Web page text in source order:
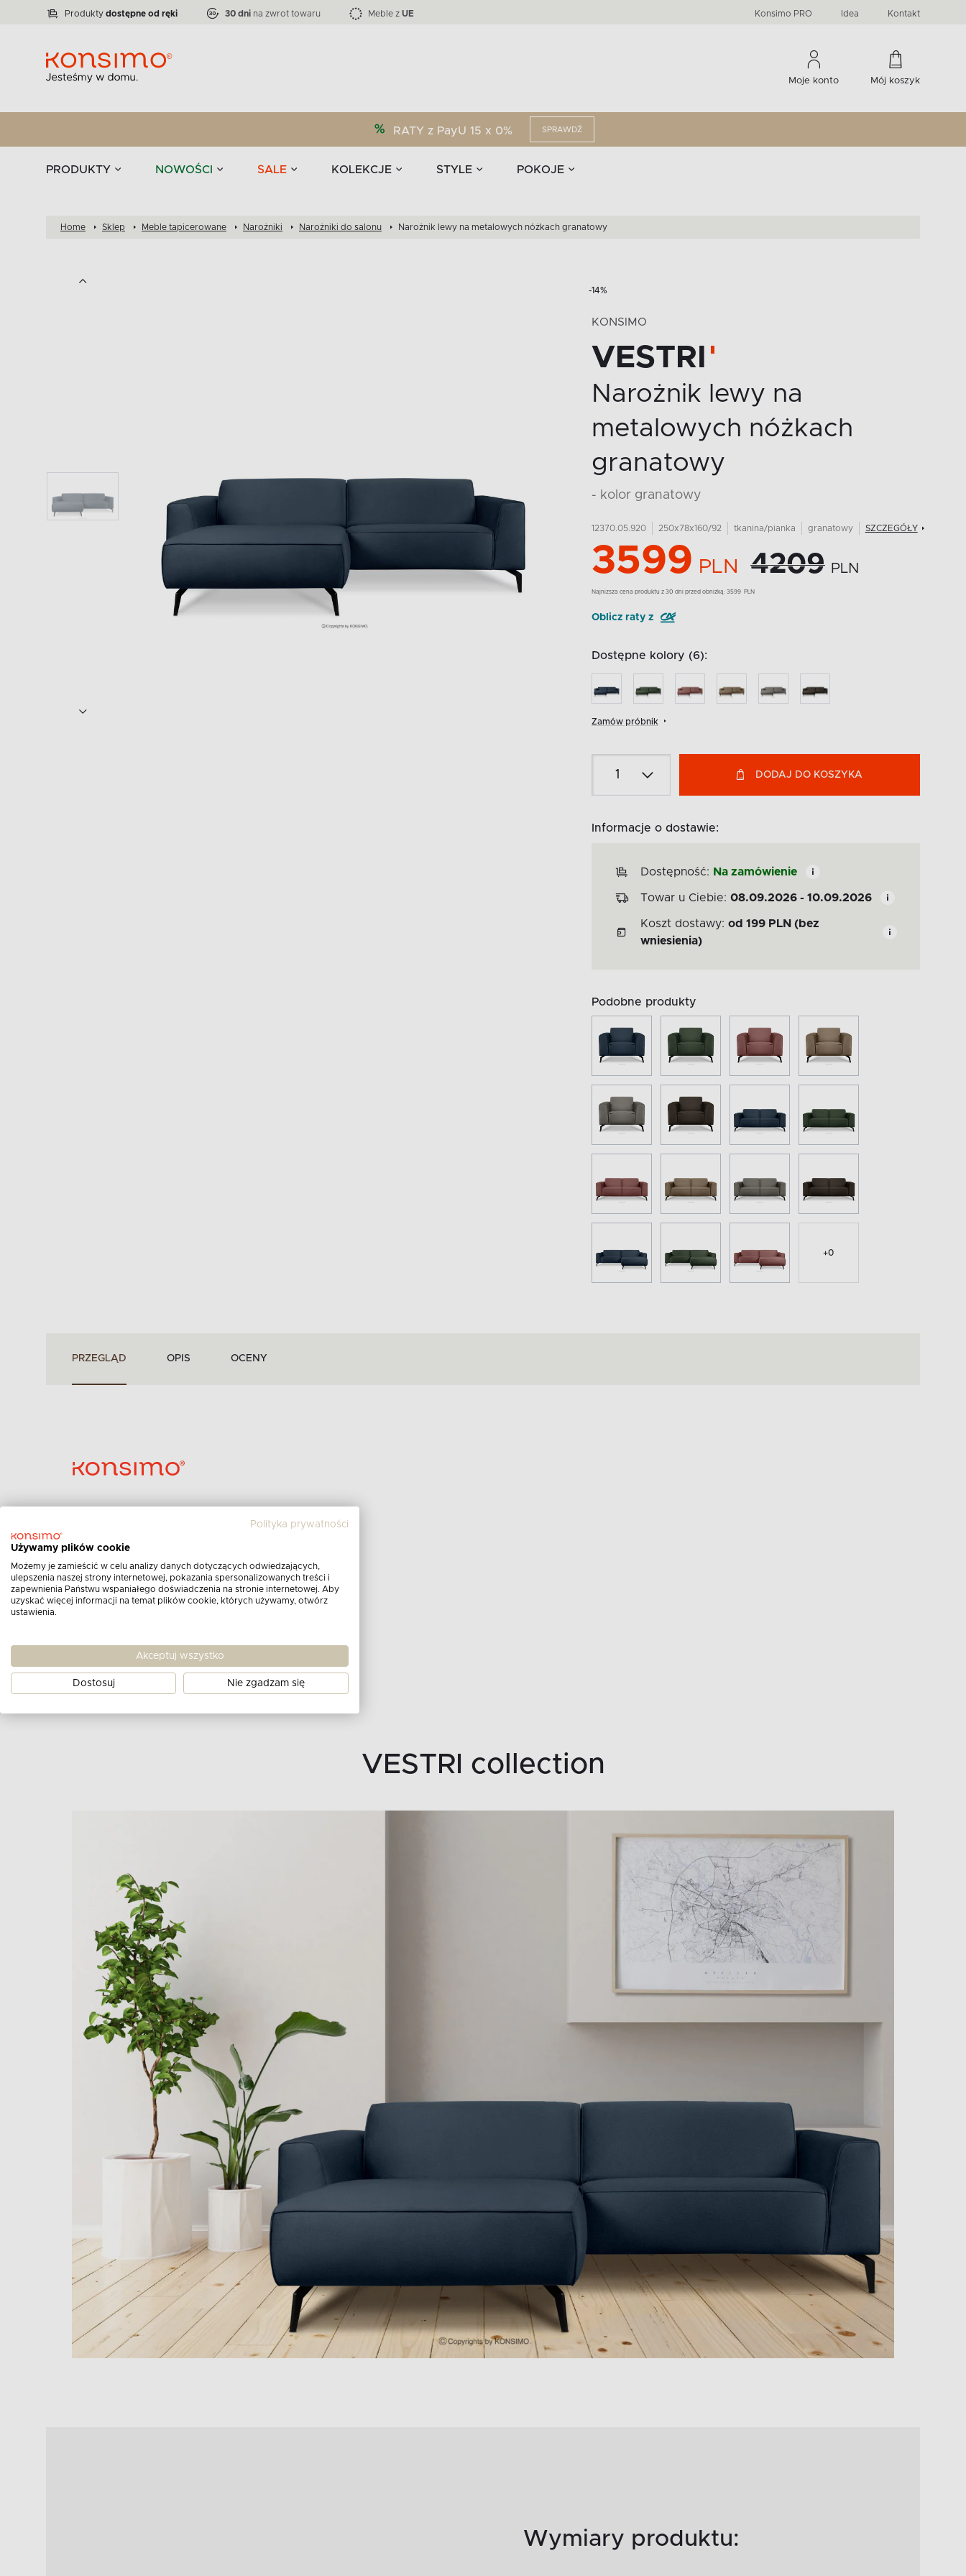
Produkty dostępne od ręki 30 dni na zwrot towaru Meble z UE Konsimo PRO Idea Kontakt
Moje konto Mój koszyk
RATY z PayU 15 x 0% SPRAWDŹ
PRODUKTY NOWOŚCI SALE KOLEKCJE STYLE POKOJE
Zastawy stołowe i akcesoria Komody, szafki RTV, witryny...
Kolekcja narożników RATLO -39 % Kolekcja mebli LOFTY -45 % -33 %
VICTO Liczba produktów:71 EPIRI Liczba produktów: Liczba produktów:60
ELEGANT Liczba produktów:864 TEENS Liczba produktów: Liczba produktów:274
stołowe
Home Sklep Meble tapicerowane Narożniki Narożniki do salonu Narożnik lewy na metalowych nóżkach granatowy
-14%
KONSIMO
VESTRI
Narożnik lewy na
metalowych nóżkach
granatowy
- kolor granatowy
12370.05.920 250x78x160/92 tkanina/pianka granatowy SZCZEGÓŁY
3599 PLN 4209 PLN
Najnizsza cena produktu z 30 dni przed obniżką: 3599 PLN
Oblicz raty z
Dostępne kolory (6):
Zamów próbnik
DODAJ DO KOSZYKA
Informacje o dostawie:
Dostępność: Na zamówienie
Towar u Ciebie: 08.09.2026 - 10.09.2026
Koszt dostawy: od 199 PLN (bez
wniesienia)
Podobne produkty
+0
PRZEGLĄD OPIS OCENY
Kategoria:
Nr produktu:
12370.05.920
Sprężyny:
sprężyna falista
Rodzaj pianki siedzisko:
Pianka T3538
Nóżki:
stopka metalowa
Typ:
lewy
VESTRI collection
Wymiary produktu:
Polityka prywatności
Używamy plików cookie
Możemy je zamieścić w celu analizy danych dotyczących odwiedzających,
ulepszenia naszej strony internetowej, pokazania spersonalizowanych treści i
zapewnienia Państwu wspaniałego doświadczenia na stronie internetowej. Aby
uzyskać więcej informacji na temat plików cookie, których używamy, otwórz
ustawienia.
Akceptuj wszystko
Dostosuj Nie zgadzam się